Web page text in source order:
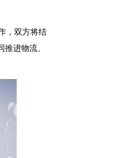
，双方将结
进物流、